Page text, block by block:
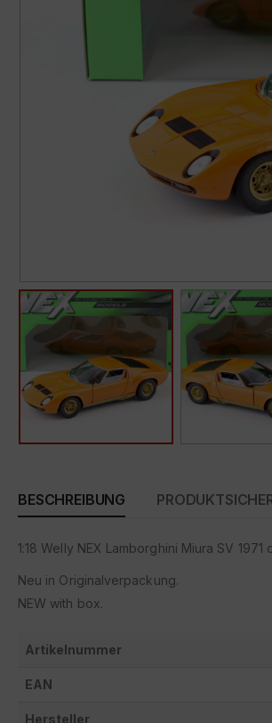
BESCHREIBUNG
1:18 Welly NEX Lamborghini Miura SV 1971
Neu in Originalverpackung.
NEW with box.
Artikelnummer
EAN
Hersteller